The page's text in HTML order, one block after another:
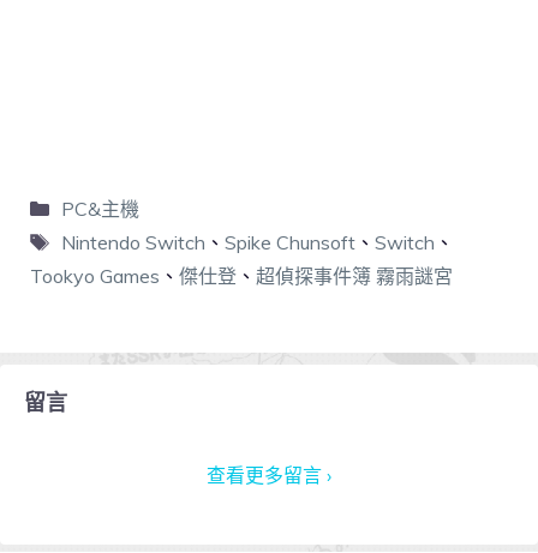
PC&主機
Nintendo Switch 、 Spike Chunsoft、 Switch 、
Tookyo Games 、 傑仕登 、 超偵探事件簿 霧雨謎宮
留言
查看更多留言 ›